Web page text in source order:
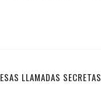
ESAS LLAMADAS SECRETAS